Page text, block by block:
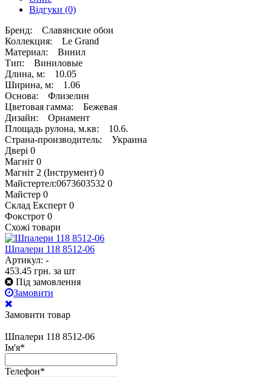
Відгуки (0)
Бренд: Славянские обои
Коллекция: Le Grand
Материал: Винил
Тип: Виниловые
Длина, м: 10.05
Ширина, м: 1.06
Основа: Флизелин
Цветовая гамма: Бежевая
Дизайн: Орнамент
Площадь рулона, м.кв: 10.6.
Страна-производитель: Украина
Двері 0
Магніт 0
Магніт 2 (Інструмент) 0
Майстертел:0673603532 0
Майстер 0
Склад Експерт 0
Фокстрот 0
Схожі товари
Шпалери 118 8512-06
Артикул: -
453.45 грн. за шт
Під замовлення
Замовити
Замовити товар
Шпалери 118 8512-06
Ім'я*
Телефон*